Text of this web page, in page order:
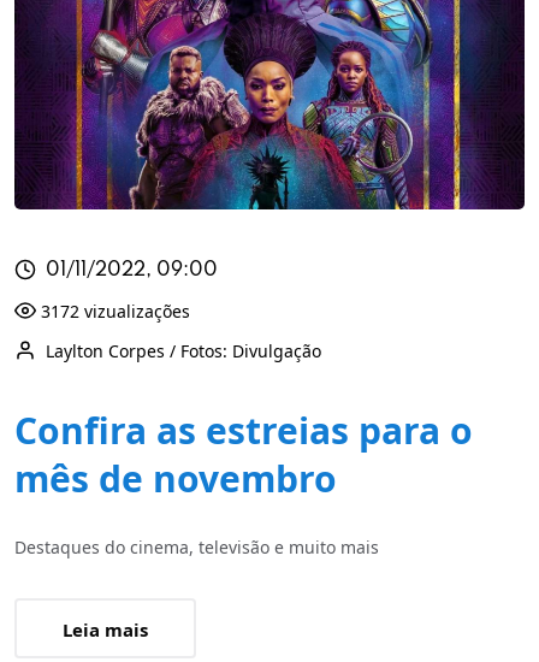
01/11/2022, 09:00
3172 vizualizações
Laylton Corpes / Fotos: Divulgação
Confira as estreias para o
mês de novembro
Destaques do cinema, televisão e muito mais
Leia mais